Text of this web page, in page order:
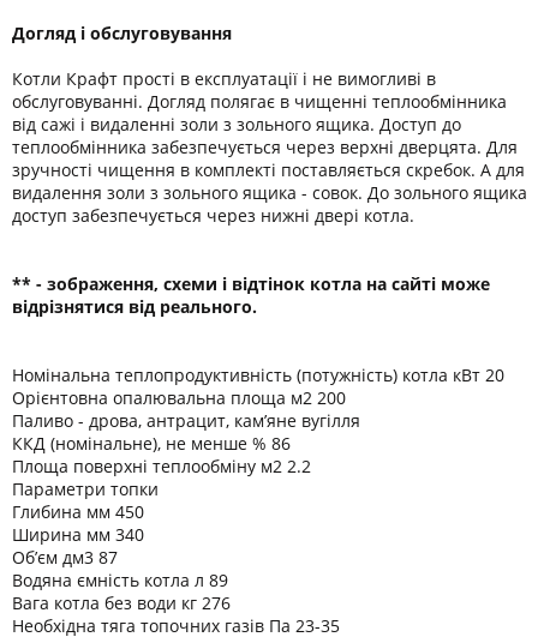
Догляд і обслуговування
Котли Крафт прості в експлуатації і не вимогливі в
обслуговуванні. Догляд полягає в чищенні теплообмінника
від сажі і видаленні золи з зольного ящика. Доступ до
теплообмінника забезпечується через верхні дверцята. Для
зручності чищення в комплекті поставляється скребок. А для
видалення золи з зольного ящика - совок. До зольного ящика
доступ забезпечується через нижні двері котла.
** - зображення, схеми і відтінок котла на сайті може
відрізнятися від реального.
Номінальна теплопродуктивність (потужність) котла кВт 20
Орієнтовна опалювальна площа м2 200
Паливо - дрова, антрацит, кам’яне вугілля
ККД (номінальне), не менше % 86
Площа поверхні теплообміну м2 2.2
Параметри топки
Глибина мм 450
Ширина мм 340
Об’єм дм3 87
Водяна ємність котла л 89
Вага котла без води кг 276
Необхідна тяга топочних газів Па 23-35